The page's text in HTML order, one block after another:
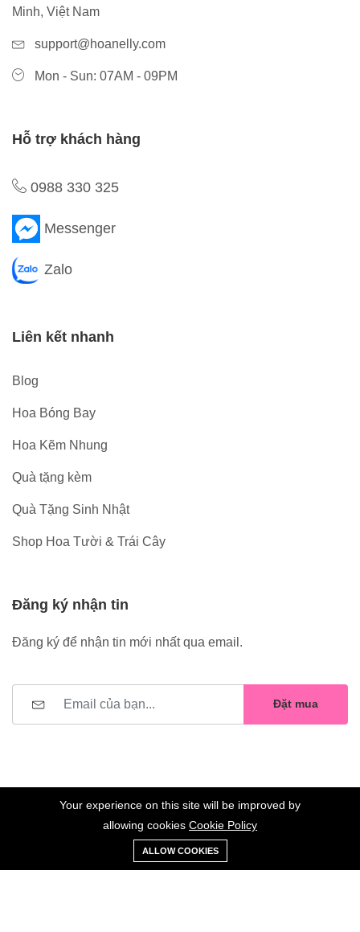
Minh, Việt Nam
support@hoanelly.com
Mon - Sun: 07AM - 09PM
Hỗ trợ khách hàng
0988 330 325
Messenger
Zalo
Liên kết nhanh
Blog
Hoa Bóng Bay
Hoa Kẽm Nhung
Quà tặng kèm
Quà Tặng Sinh Nhật
Shop Hoa Tười & Trái Cây
Đăng ký nhận tin
Đăng ký để nhận tin mới nhất qua email.
Đặt mua
©2023 Hoa Nelly . All Rights Reserved.
0
Xe
đẩy
Danh sách
yêu thích
Your experience on this site will be improved by
allowing cookies Cookie Policy
ALLOW COOKIES